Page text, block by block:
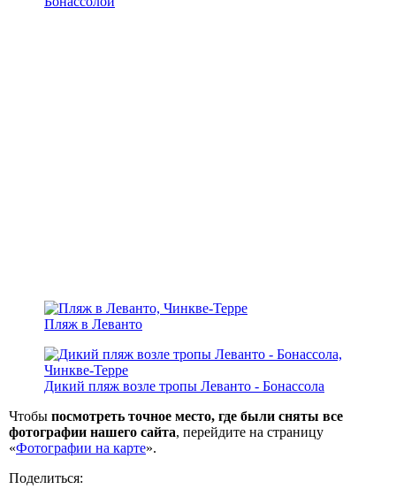
Пляж в Леванто
Дикий пляж возле тропы Леванто - Бонассола
Чтобы посмотреть точное место, где были сняты все
фотографии нашего сайта, перейдите на страницу
«Фотографии на карте».
Поделиться: